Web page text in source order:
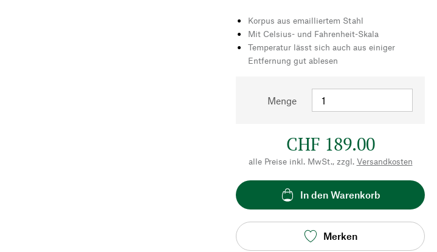
Korpus aus emailliertem Stahl
Mit Celsius- und Fahrenheit-Skala
Temperatur lässt sich auch aus einiger
Entfernung gut ablesen
Menge
CHF 189.00
alle Preise inkl. MwSt., zzgl. Versandkosten
In den Warenkorb
Merken